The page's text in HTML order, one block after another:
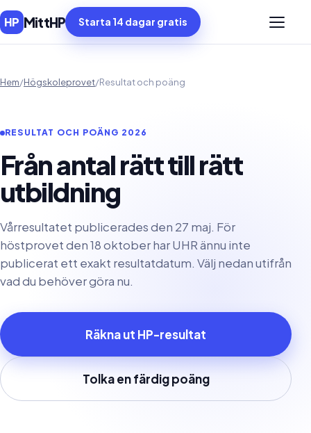
HP MittHP Starta 14 dagar gratis Öppna
Hem/Högskoleprovet/Resultat och poäng
RESULTAT OCH POÄNG 2026
Från antal rätt till rätt
utbildning
Vårresultatet publicerades den 27 maj. För
höstprovet den 18 oktober har UHR ännu inte
publicerat ett exakt resultatdatum. Välj nedan utifrån
vad du behöver göra nu.
Räkna ut HP-resultat
Tolka en färdig poäng